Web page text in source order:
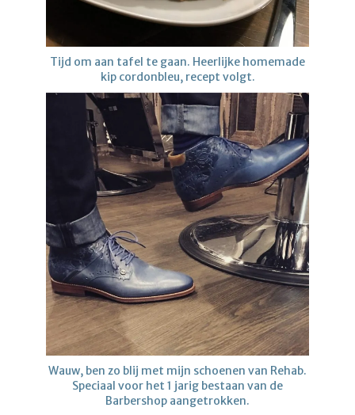
Tijd om aan tafel te gaan. Heerlijke homemade
kip cordonbleu, recept volgt.
Wauw, ben zo blij met mijn schoenen van Rehab.
Speciaal voor het 1 jarig bestaan van de
Barbershop aangetrokken.